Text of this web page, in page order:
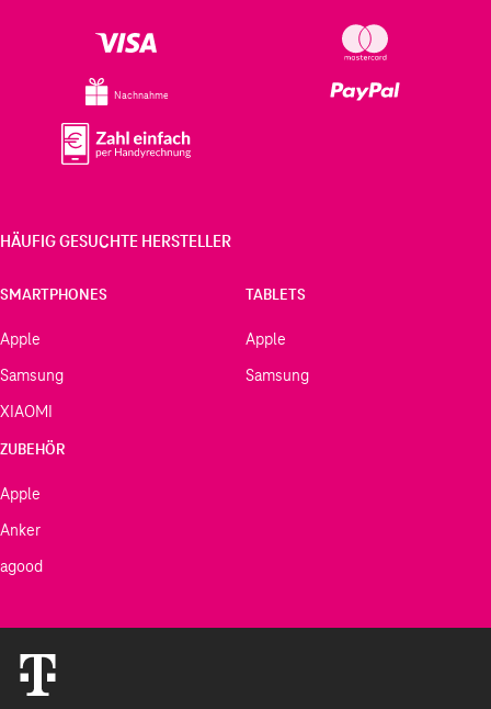
Nachnahme
HÄUFIG GESUCHTE HERSTELLER
SMARTPHONES
Apple
Samsung
XIAOMI
TABLETS
Apple
Samsung
ZUBEHÖR
Apple
Anker
agood